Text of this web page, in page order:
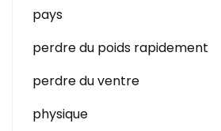
pays
perdre du poids rapidement
perdre du ventre
physique